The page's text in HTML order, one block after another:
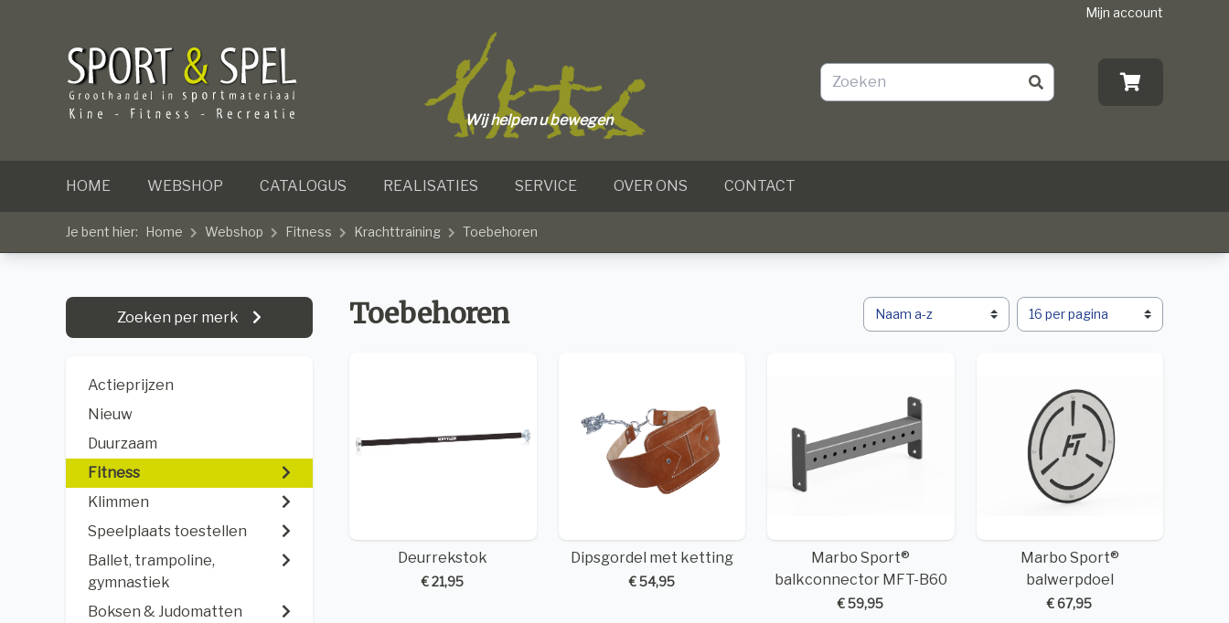
Mijn account
Wij helpen u bewegen
HOME WEBSHOP CATALOGUS REALISATIES SERVICE OVER ONS CONTACT
Je bent hier: Home Webshop Fitness Krachttraining Toebehoren
Zoeken per merk
Actieprijzen
Nieuw
Duurzaam
Fitness
Klimmen
Speelplaats toestellen
Ballet, trampoline,
gymnastiek
Boksen & Judomatten
Toebehoren
Deurrekstok
€ 21,95
Dipsgordel met ketting
€ 54,95
Marbo Sport®
balkconnector MFT-B60
€ 59,95
Marbo Sport®
balwerpdoel
€ 67,95